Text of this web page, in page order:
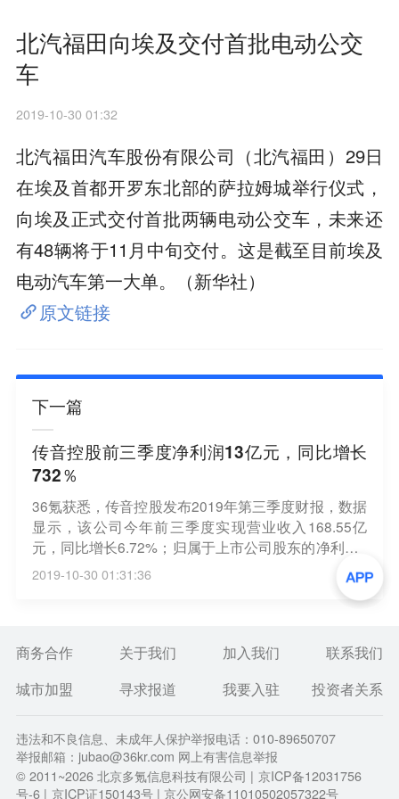
北汽福田向埃及交付首批电动公交
车
2019-10-30 01:32
北汽福田汽车股份有限公司（北汽福田）29日
在埃及首都开罗东北部的萨拉姆城举行仪式，
向埃及正式交付首批两辆电动公交车，未来还
有48辆将于11月中旬交付。这是截至目前埃及
电动汽车第一大单。（新华社）
原文链接
下一篇
传音控股前三季度净利润13亿元，同比增长
732％
36氪获悉，传音控股发布2019年第三季度财报，数据
显示，该公司今年前三季度实现营业收入168.55亿
元，同比增长6.72%；归属于上市公司股东的净利润1
3亿元，同比增长732.03%。基本每股收益1.81元/
2019-10-30 01:31:36
商务合作 关于我们 加入我们
联系我们
城市加盟
寻求报道 我要入驻 投资者关系
违法和不良信息、未成年人保护举报电话：010-89650707
举报邮箱：jubao@36kr.com 网上有害信息举报
© 2011~2026北京多氪信息科技有限公司 | 京ICP备12031756
号-6 | 京ICP证150143号 | 京公网安备11010502057322号